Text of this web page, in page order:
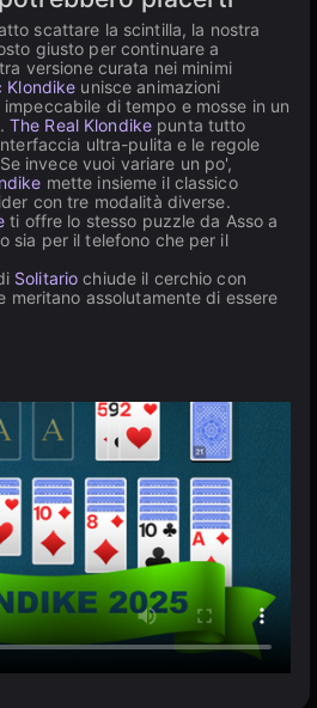
scattare la scintilla, la nostra
giusto per continuare a
versione curata nei minimi
Klondike unisce animazioni
di tempo e mosse in un
The Real Klondike punta tutto
ultra-pulita e le regole
invece vuoi variare un po',
mette insieme il classico
con tre modalità diverse.
ti offre lo stesso puzzle da Asso a
sia per il telefono che per il
Solitario chiude il cerchio con
meritano assolutamente di essere